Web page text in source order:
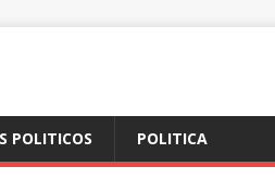
POLITICOS POLITICA